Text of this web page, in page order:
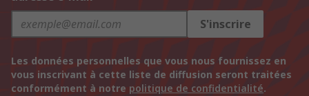
S'inscrire
Les données personnelles que vous nous fournissez en
vous inscrivant à cette liste de diffusion seront traitées
conformément à notre politique de confidentialité.